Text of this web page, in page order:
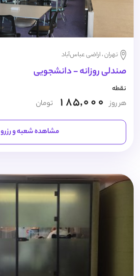
تهران ، اراضی عباس‌آباد
صندلی روزانه - دانشجویی
نقطه
هر روز 185,000 تومان
مشاهده شعبه و رزرو